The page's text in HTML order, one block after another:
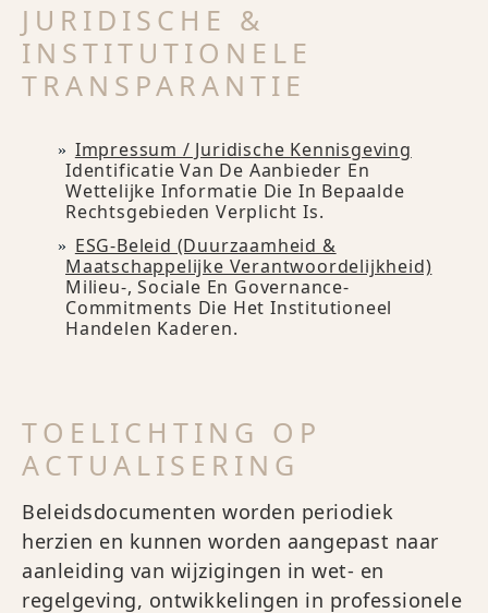
JURIDISCHE &
INSTITUTIONELE
TRANSPARANTIE
Impressum / Juridische Kennisgeving
Identificatie Van De Aanbieder En
Wettelijke Informatie Die In Bepaalde
Rechtsgebieden Verplicht Is.
ESG-Beleid (duurzaamheid &
Maatschappelijke Verantwoordelijkheid)
Milieu-, Sociale En Governance-
Commitments Die Het Institutioneel
Handelen Kaderen.
TOELICHTING OP
ACTUALISERING
Beleidsdocumenten worden periodiek
herzien en kunnen worden aangepast naar
aanleiding van wijzigingen in wet- en
regelgeving, ontwikkelingen in professionele